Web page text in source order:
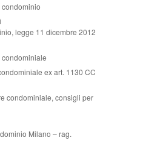
legge 11 dicembre 2012
ex art. 1130 CC
condominiale, consigli per
Milano – rag.